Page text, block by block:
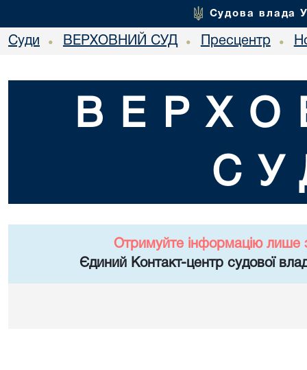
Судова влада
Суди • ВЕРХОВНИЙ СУД • Пресцентр •
Отримуйте інформацію лише
Єдиний Контакт-центр судової